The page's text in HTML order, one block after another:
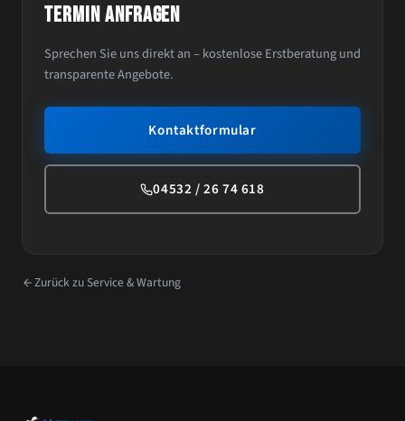
TERMIN ANFRAGEN
Sprechen Sie uns direkt an – kostenlose Erstberatung und
transparente Angebote.
Kontaktformular
04532 / 26 74 618
Zurück zu Service & Wartung